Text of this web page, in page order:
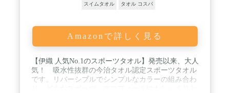
スイムタオル タオル コスパ
Amazonで詳しく見る
【伊織 人気No.1のスポーツタオル】発売以来、大人
気！ 吸水性抜群の今治タオル認定スポーツタオル
です。リバーシブルでシンプルなカラーの組み合わ